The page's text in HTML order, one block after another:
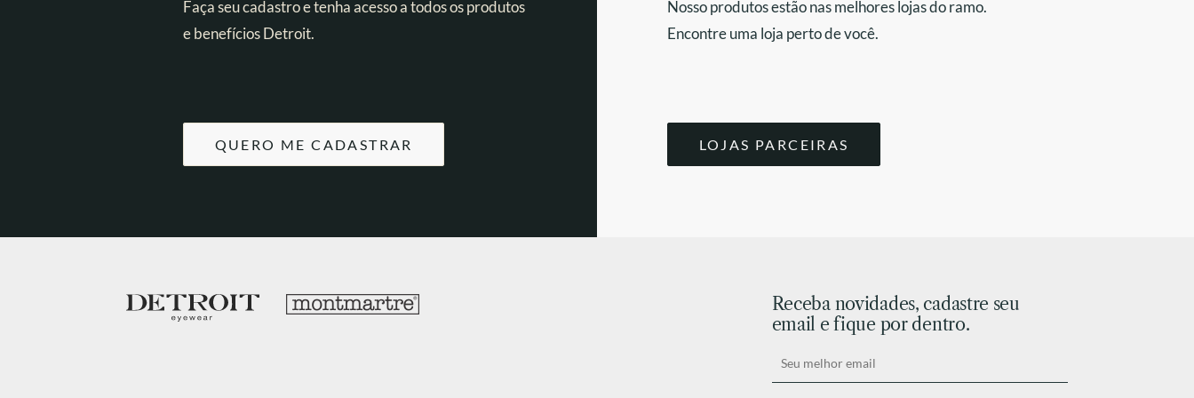
Faça seu cadastro e tenha acesso a todos os produtos
e benefícios Detroit.
QUERO ME CADASTRAR
Nosso produtos estão nas melhores lojas do ramo.
Encontre uma loja perto de você.
LOJAS PARCEIRAS
Receba novidades, cadastre seu
email e fique por dentro.